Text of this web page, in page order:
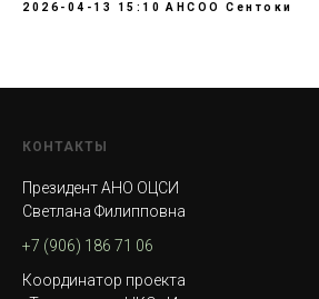
2026-04-13 15:10 АНСОО Сентоки
КОНТАКТЫ
Президент АНО ОЦСИ
Светлана Филипповна
+7 (906) 186 71 06
Координатор проекта